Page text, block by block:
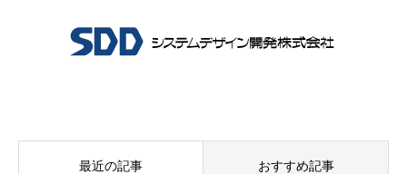
最近の記事 おすすめ記事